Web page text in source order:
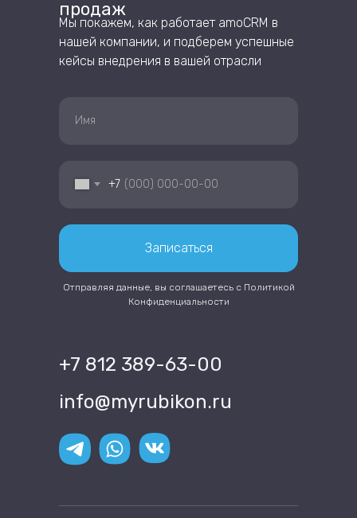
продаж
Мы покажем, как работает amoCRM в
нашей компании, и подберем успешные
кейсы внедрения в вашей отрасли
+7 812 389-63-00
info@myrubikon.ru
+7
Записаться
Отправляя данные, вы соглашаетесь с Политикой
Конфиденциальности